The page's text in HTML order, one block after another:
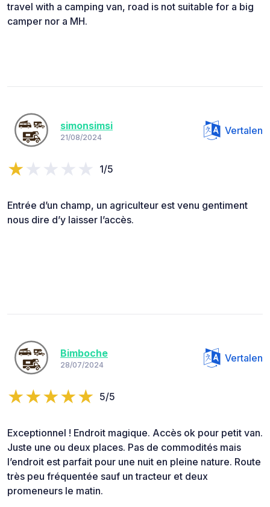
travel with a camping van, road is not suitable for a big
camper nor a MH.
simonsimsi
21/08/2024
Vertalen
1/5
Entrée d’un champ, un agriculteur est venu gentiment
nous dire d’y laisser l’accès.
Bimboche
28/07/2024
Vertalen
5/5
Exceptionnel ! Endroit magique. Accès ok pour petit van.
Juste une ou deux places. Pas de commodités mais
l’endroit est parfait pour une nuit en pleine nature. Route
très peu fréquentée sauf un tracteur et deux
promeneurs le matin.